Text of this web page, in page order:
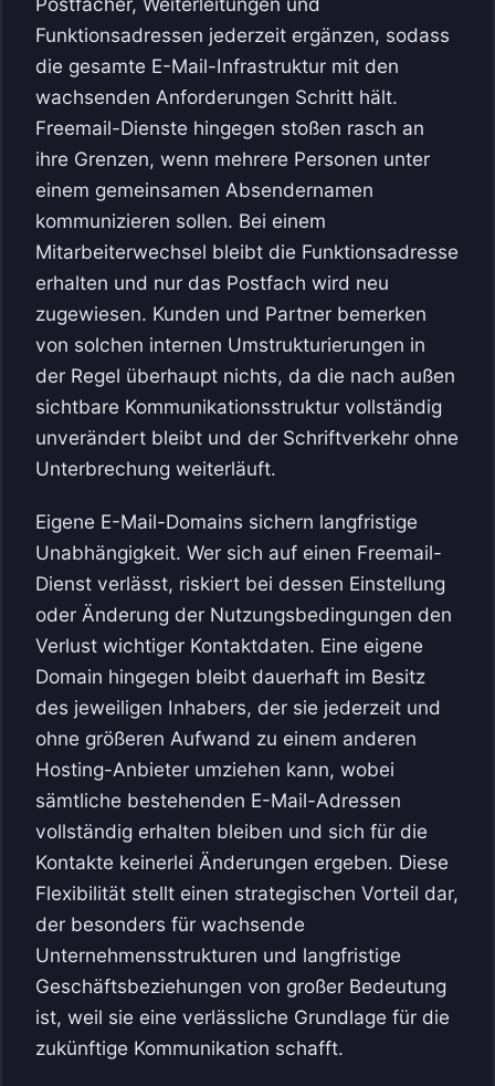
Funktionsadressen jederzeit ergänzen, sodass
die gesamte E-Mail-Infrastruktur mit den
wachsenden Anforderungen Schritt hält.
Freemail-Dienste hingegen stoßen rasch an
ihre Grenzen, wenn mehrere Personen unter
einem gemeinsamen Absendernamen
kommunizieren sollen. Bei einem
Mitarbeiterwechsel bleibt die Funktionsadresse
erhalten und nur das Postfach wird neu
zugewiesen. Kunden und Partner bemerken
von solchen internen Umstrukturierungen in
der Regel überhaupt nichts, da die nach außen
sichtbare Kommunikationsstruktur vollständig
unverändert bleibt und der Schriftverkehr ohne
Unterbrechung weiterläuft.
Eigene E-Mail-Domains sichern langfristige
Unabhängigkeit. Wer sich auf einen Freemail-
Dienst verlässt, riskiert bei dessen Einstellung
oder Änderung der Nutzungsbedingungen den
Verlust wichtiger Kontaktdaten. Eine eigene
Domain hingegen bleibt dauerhaft im Besitz
des jeweiligen Inhabers, der sie jederzeit und
ohne größeren Aufwand zu einem anderen
Hosting-Anbieter umziehen kann, wobei
sämtliche bestehenden E-Mail-Adressen
vollständig erhalten bleiben und sich für die
Kontakte keinerlei Änderungen ergeben. Diese
Flexibilität stellt einen strategischen Vorteil dar,
der besonders für wachsende
Unternehmensstrukturen und langfristige
Geschäftsbeziehungen von großer Bedeutung
ist, weil sie eine verlässliche Grundlage für die
zukünftige Kommunikation schafft.